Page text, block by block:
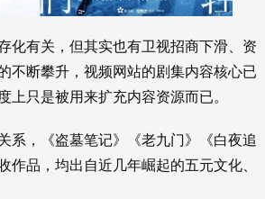
化有关，但其实也有卫视招商下滑、资
不断攀升，视频网站的剧集内容核心已
只是被用来扩充内容资源而已。
系，《盗墓笔记》《老九门》《白夜追
品，均出自近几年崛起的五元文化、